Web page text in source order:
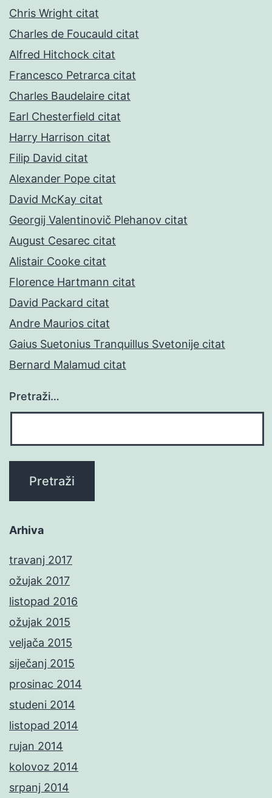
Chris Wright citat
Charles de Foucauld citat
Alfred Hitchock citat
Francesco Petrarca citat
Charles Baudelaire citat
Earl Chesterfield citat
Harry Harrison citat
Filip David citat
Alexander Pope citat
David McKay citat
Georgij Valentinovič Plehanov citat
August Cesarec citat
Alistair Cooke citat
Florence Hartmann citat
David Packard citat
Andre Maurios citat
Gaius Suetonius Tranquillus Svetonije citat
Bernard Malamud citat
Pretraži…
Arhiva
travanj 2017
ožujak 2017
listopad 2016
ožujak 2015
veljača 2015
siječanj 2015
prosinac 2014
studeni 2014
listopad 2014
rujan 2014
kolovoz 2014
srpanj 2014